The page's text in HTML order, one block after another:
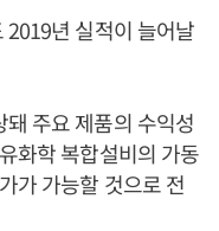
년 실적이 늘어날
주요 제품의 수익성
화학 복합설비의 가동
가 가능할 것으로 전